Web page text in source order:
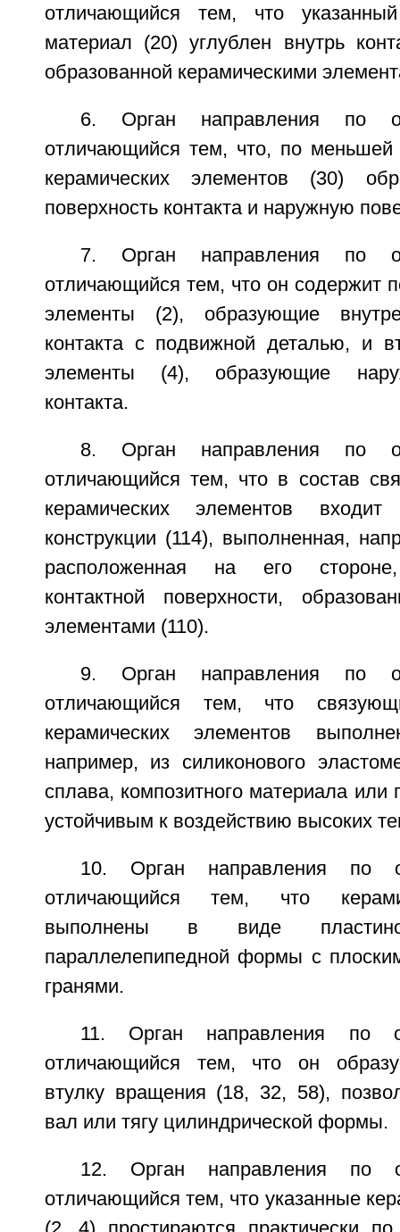
отличающийся тем, что
материал (20) углублен внутрь
образованной керамическими
6. Орган направления по
отличающийся тем, что, по меньшей
керамических элементов (30)
поверхность контакта и наружную
7. Орган направления по
отличающийся тем, что он содержит
элементы (2), образующие
контакта с подвижной деталью, и
элементы (4), образующие
контакта.
8. Орган направления по
отличающийся тем, что в состав
керамических элементов
конструкции (114), выполненная,
расположенная на его стороне,
контактной поверхности,
элементами (110).
9. Орган направления по
отличающийся тем, что
керамических элементов
например, из силиконового
сплава, композитного материала
устойчивым к воздействию высоких
10. Орган направления по
отличающийся тем, что
выполнены в виде
параллелепипедной формы с
гранями.
11. Орган направления по
отличающийся тем, что он
втулку вращения (18, 32, 58),
вал или тягу цилиндрической формы.
12. Орган направления по
отличающийся тем, что указанные